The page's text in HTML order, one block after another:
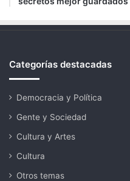
Categorías destacadas
Democracia y Política
Gente y Sociedad
Cultura y Artes
Cultura
Otros temas